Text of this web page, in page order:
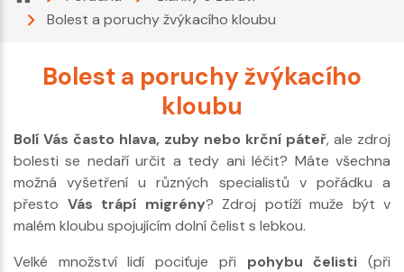
Bolest a poruchy žvýkacího kloubu
Bolest a poruchy žvýkacího
kloubu
Bolí Vás často hlava, zuby nebo krční páteř, ale zdroj
bolesti se nedaří určit a tedy ani léčit? Máte všechna
možná vyšetření u různých specialistů v pořádku a
přesto Vás trápí migrény? Zdroj potíží muže být v
malém kloubu spojujícím dolní čelist s lebkou.
Velké množství lidí pociťuje při pohybu čelisti (při